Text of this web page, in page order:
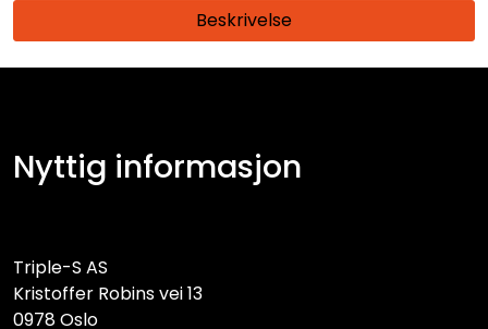
Beskrivelse
Nyttig informasjon
Triple-S AS
Kristoffer Robins vei 13
0978 Oslo